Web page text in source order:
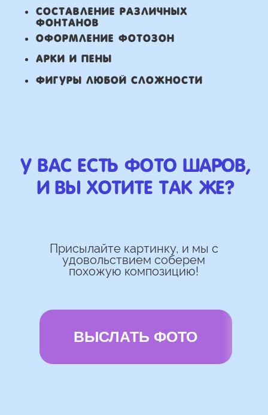
Работаем напрямую, без
посредника
Бонусы и скидки постоянным
покупателям
доставка и оплата